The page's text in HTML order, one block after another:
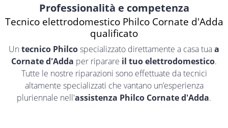
Professionalità e competenza
Tecnico elettrodomestico Philco Cornate d'Adda
qualificato
Un tecnico Philcospecializzato direttamente a casa tuaa
Cornate d'Adda per riparare il tuo elettrodomestico.
Tutte le nostre riparazioni sono effettuate da tecnici
altamente specializzati che vantano un’esperienza
pluriennale nell'assistenza Philco Cornate d'Adda.